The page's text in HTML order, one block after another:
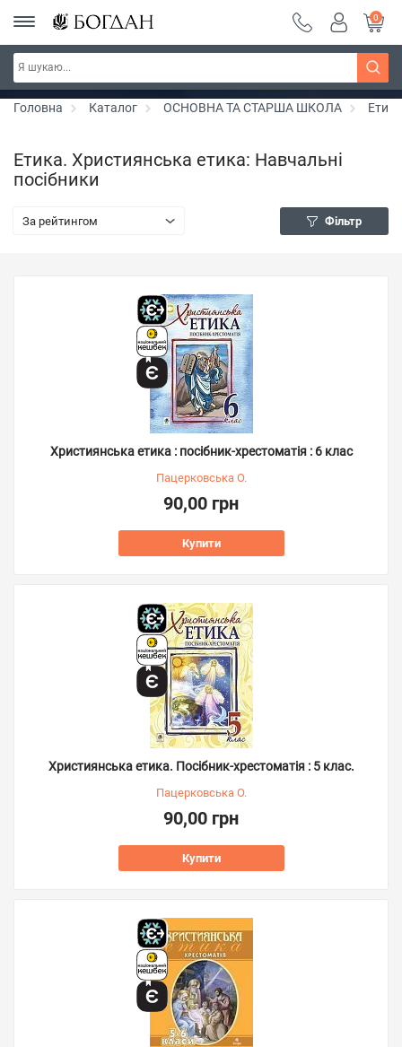
РОЗПРОДАЖ ~ 150 грн ~ 200 грн ~ 250 грн ~
300 грн ~ РОЗПРОДАЖ
Дізнатись більше
0
Головна Каталог ОСНОВНА ТА СТАРША ШКОЛА
Етика. Християнська етика: Навчальні
посібники
За рейтингом Фільтр
Християнська етика : посібник-хрестоматія : 6 клас
Пацерковська О.
90,00 грн
Купити
Християнська етика. Посібник-хрестоматія : 5 клас.
Пацерковська О.
90,00 грн
Купити